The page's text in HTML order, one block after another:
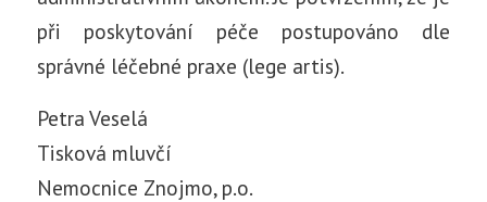
při poskytování péče postupováno dle
správné léčebné praxe (lege artis).
Petra Veselá
Tisková mluvčí
Nemocnice Znojmo, p.o.